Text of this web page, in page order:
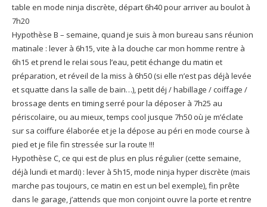
table en mode ninja discrète, départ 6h40 pour arriver au boulot à
7h20
Hypothèse B – semaine, quand je suis à mon bureau sans réunion
matinale : lever à 6h15, vite à la douche car mon homme rentre à
6h15 et prend le relai sous l’eau, petit échange du matin et
préparation, et réveil de la miss à 6h50 (si elle n’est pas déjà levée
et squatte dans la salle de bain…), petit déj / habillage / coiffage /
brossage dents en timing serré pour la déposer à 7h25 au
périscolaire, ou au mieux, temps cool jusque 7h50 où je m’éclate
sur sa coiffure élaborée et je la dépose au péri en mode course à
pied et je file fin stressée sur la route !!!
Hypothèse C, ce qui est de plus en plus régulier (cette semaine,
déjà lundi et mardi) : lever à 5h15, mode ninja hyper discrète (mais
marche pas toujours, ce matin en est un bel exemple), fin prête
dans le garage, j’attends que mon conjoint ouvre la porte et rentre